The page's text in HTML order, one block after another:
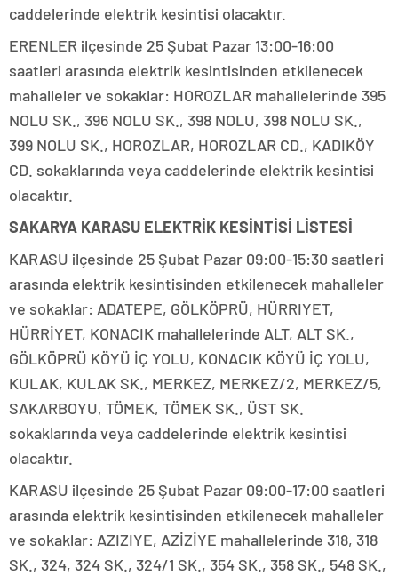
caddelerinde elektrik kesintisi olacaktır.
ERENLER ilçesinde 25 Şubat Pazar 13:00-16:00
saatleri arasında elektrik kesintisinden etkilenecek
mahalleler ve sokaklar: HOROZLAR mahallelerinde 395
NOLU SK., 396 NOLU SK., 398 NOLU, 398 NOLU SK.,
399 NOLU SK., HOROZLAR, HOROZLAR CD., KADIKÖY
CD. sokaklarında veya caddelerinde elektrik kesintisi
olacaktır.
SAKARYA KARASU ELEKTRİK KESİNTİSİ LİSTESİ
KARASU ilçesinde 25 Şubat Pazar 09:00-15:30 saatleri
arasında elektrik kesintisinden etkilenecek mahalleler
ve sokaklar: ADATEPE, GÖLKÖPRÜ, HÜRRIYET,
HÜRRİYET, KONACIK mahallelerinde ALT, ALT SK.,
GÖLKÖPRÜ KÖYÜ İÇ YOLU, KONACIK KÖYÜ İÇ YOLU,
KULAK, KULAK SK., MERKEZ, MERKEZ/2, MERKEZ/5,
SAKARBOYU, TÖMEK, TÖMEK SK., ÜST SK.
sokaklarında veya caddelerinde elektrik kesintisi
olacaktır.
KARASU ilçesinde 25 Şubat Pazar 09:00-17:00 saatleri
arasında elektrik kesintisinden etkilenecek mahalleler
ve sokaklar: AZIZIYE, AZİZİYE mahallelerinde 318, 318
SK., 324, 324 SK., 324/1 SK., 354 SK., 358 SK., 548 SK.,